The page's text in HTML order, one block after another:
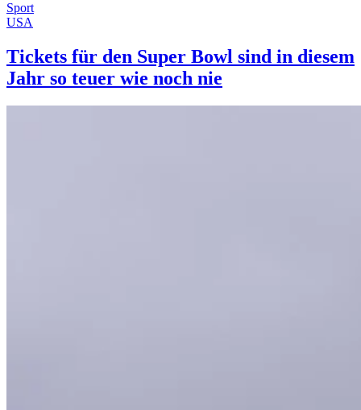
Sport
USA
Tickets für den Super Bowl sind in diesem
Jahr so teuer wie noch nie